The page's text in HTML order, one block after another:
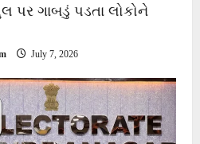
પર ગાબડું પડતા લોકોને
July 7, 2026